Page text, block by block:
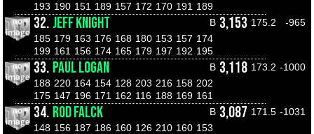
193 190 151 189 157 172 170 191 189
32. JEFF KNIGHT B 3,153 175.2
-965
185 179 163 176 168 180 153 157 174
199 161 156 174 165 179 197 192 195
33. PAUL LOGAN B 3,118 173.2 -1000
188 220 164 154 128 203 216 158 202
175 147 196 171 162 116 188 169 161
34. ROD FALCK B 3,087 171.5 -1031
148 156 187 186 160 126 210 160 153